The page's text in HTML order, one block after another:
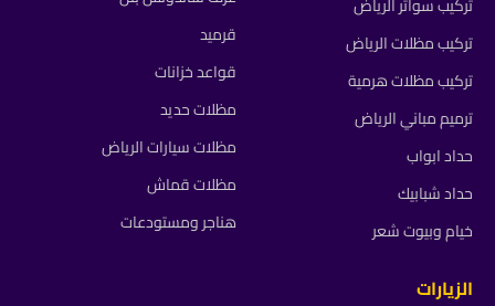
تركيب مظلات الرياض
تركيب مظلات هرمية
ترميم مباني الرياض
حداد ابواب
حداد شبابيك
خيام وبيوت شعر
قرميد
قواعد خزانات
مظلات حديد
مظلات سيارات الرياض
مظلات قماش
هناجر ومستودعات
الزيارات